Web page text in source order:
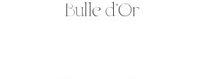
Bulle d'Or